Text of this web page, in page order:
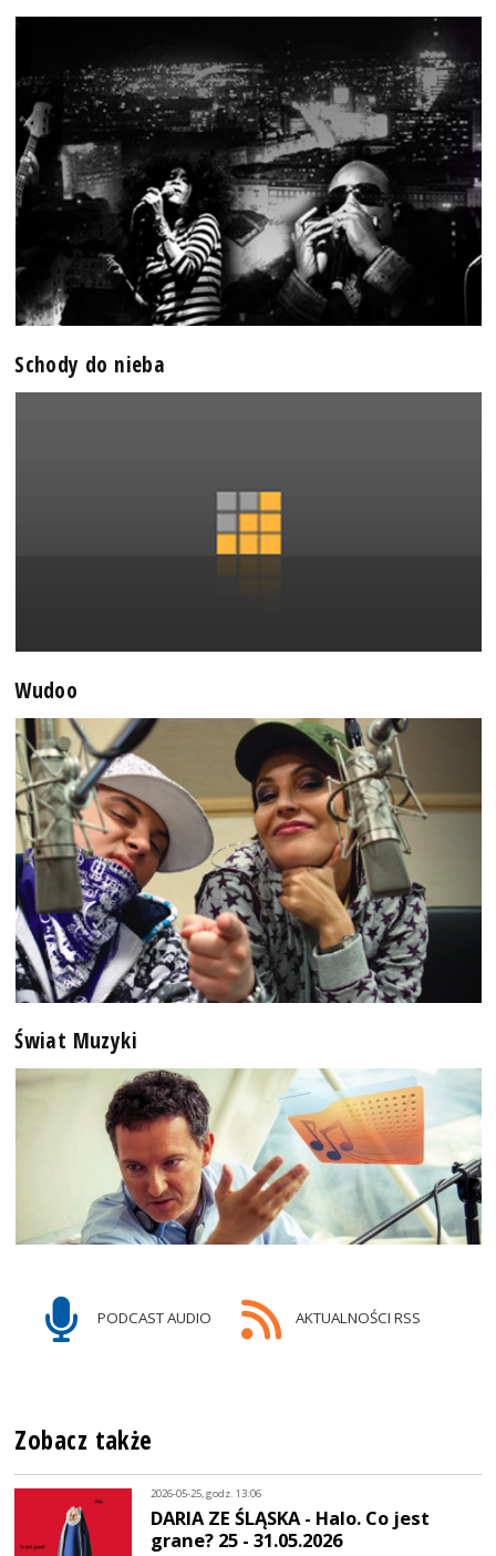
Schody do nieba
Wudoo
Świat Muzyki
PODCAST AUDIO AKTUALNOŚCI RSS
Zobacz także
2026-05-25, godz. 13:06
DARIA ZE ŚLĄSKA - Halo. Co jest
grane? 25 - 31.05.2026